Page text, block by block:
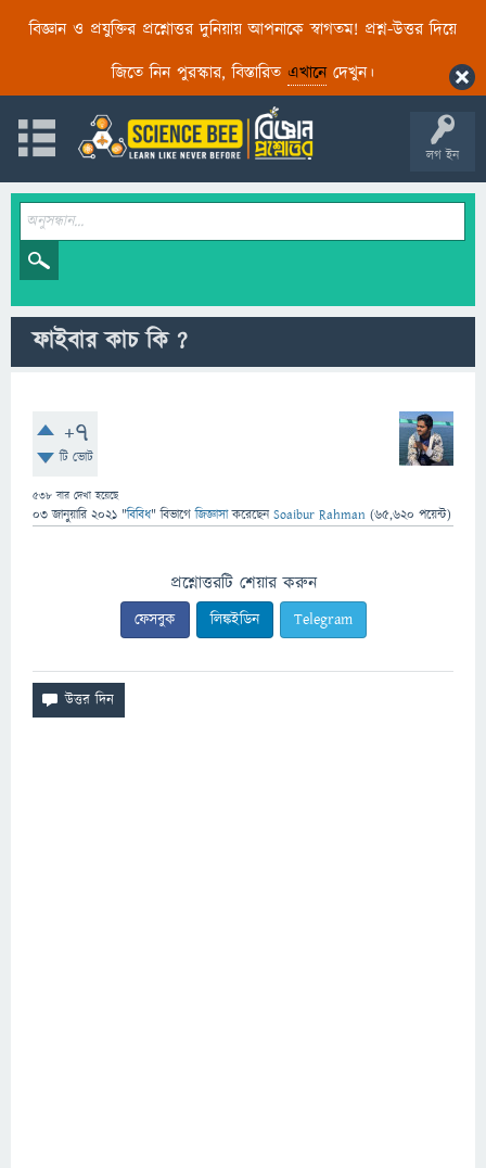
বিজ্ঞান ও প্রযুক্তির প্রশ্নোত্তর দুনিয়ায় আপনাকে স্বাগতম! প্রশ্ন-উত্তর দিয়ে
জিতে নিন পুরস্কার, বিস্তারিত এখানেদেখুন।
লগ ইন
ফাইবার কাচ কি ?
+7
টি ভোট
538 বার দেখা হয়েছে
03 জানুয়ারি 2021 "বিবিধ" বিভাগে জিজ্ঞাসাকরেছেনSoaibur Rahman (65,620 পয়েন্ট)
প্রশ্নোত্তরটি শেয়ার করুন
ফেসবুক লিঙ্কইডিন Telegram